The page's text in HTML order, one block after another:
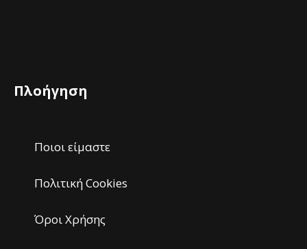
Πλοήγηση
Ποιοι είμαστε
Πολιτική Cookies
Όροι Χρήσης